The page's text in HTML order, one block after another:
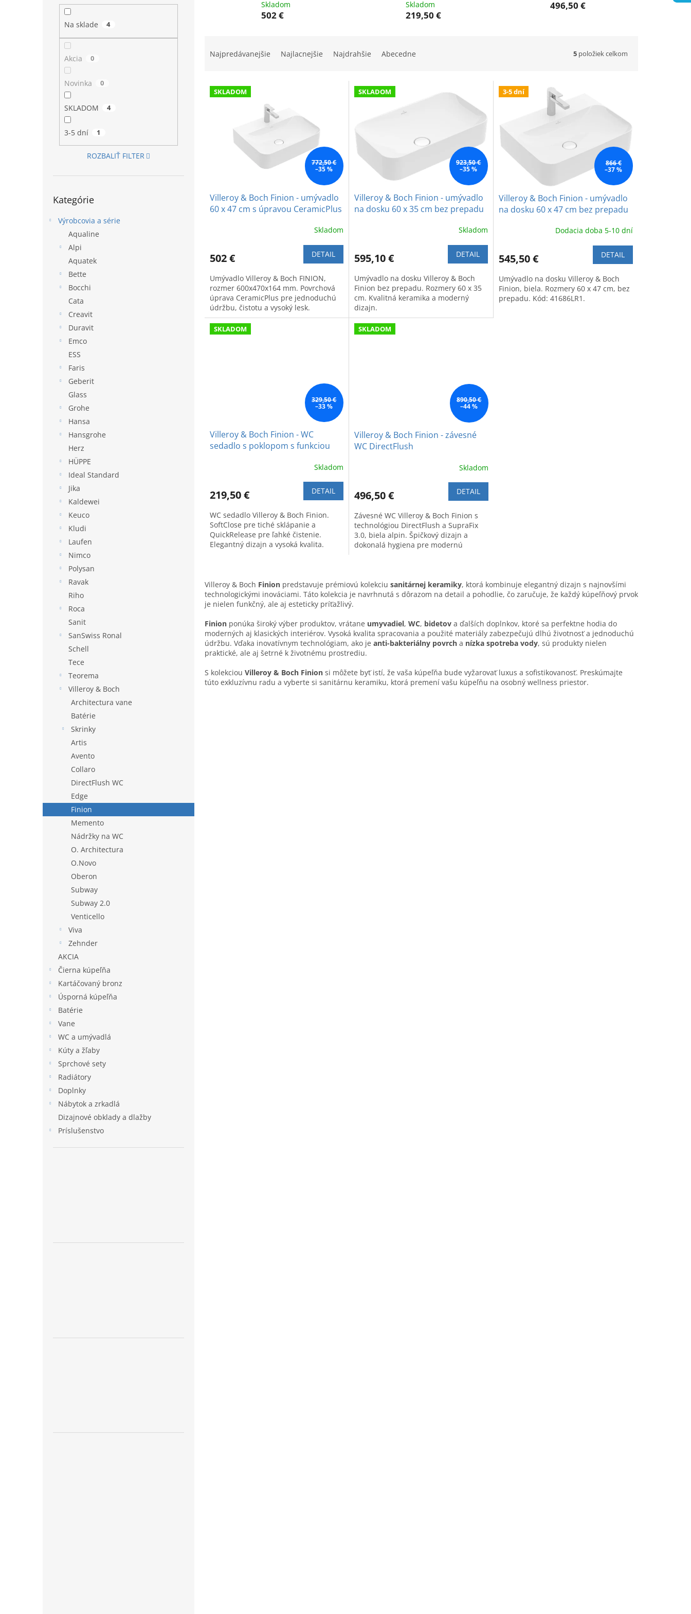
Na sklade 4
Akcia 0
Novinka 0
SKLADOM 4
3-5 dní 1
ROZBALIŤ FILTER
kategórie
Kategórie
Výrobcovia a série
Aqualine
Alpi
Aquatek
Bette
Bocchi
Cata
Creavit
Duravit
Emco
ESS
Faris
Geberit
Glass
Grohe
Hansa
Hansgrohe
Herz
HÜPPE
Ideal Standard
Jika
Kaldewei
Keuco
Kludi
Laufen
Nimco
Polysan
Ravak
Riho
Roca
Sanit
SanSwiss Ronal
Schell
Tece
Teorema
Villeroy & Boch
Architectura vane
Batérie
Skrinky
Artis
Avento
Collaro
DirectFlush WC
Edge
Finion
Memento
Nádržky na WC
O. Architectura
O.Novo
Oberon
Subway
Subway 2.0
Venticello
Viva
Zehnder
AKCIA
Čierna kúpeľňa
Kartáčovaný bronz
Úsporná kúpeľňa
Batérie
Vane
WC a umývadlá
Kúty a žľaby
Sprchové sety
Radiátory
Doplnky
Nábytok a zrkadlá
Dizajnové obklady a dlažby
Príslušenstvo
Skladom
502 €
Skladom
219,50 €
496,50 €
n
o
Najpredávanejšie Najlacnejšie Najdrahšie Abecedne 5 položiek celkom
V SKLADOM
772,50 €
–35 %
Villeroy & Boch Finion - umývadlo
60 x 47 cm s úpravou CeramicPlus
Skladom
502 € DETAIL
Umývadlo Villeroy & Boch FINION,
rozmer 600x470x164 mm. Povrchová
úprava CeramicPlus pre jednoduchú
údržbu, čistotu a vysoký lesk.
SKLADOM
923,50 €
–35 %
Villeroy & Boch Finion - umývadlo
na dosku 60 x 35 cm bez prepadu
Skladom
595,10 € DETAIL
Umývadlo na dosku Villeroy & Boch
Finion bez prepadu. Rozmery 60 x 35
cm. Kvalitná keramika a moderný
dizajn.
3-5 dní
866 €
–37 %
Villeroy & Boch Finion - umývadlo
na dosku 60 x 47 cm bez prepadu
Dodacia doba 5-10 dní
545,50 € DETAIL
Umývadlo na dosku Villeroy & Boch
Finion, biela. Rozmery 60 x 47 cm, bez
prepadu. Kód: 41686LR1.
SKLADOM
329,50 €
–33 %
Villeroy & Boch Finion - WC
sedadlo s poklopom s funkciou
Skladom
219,50 € DETAIL
WC sedadlo Villeroy & Boch Finion.
SoftClose pre tiché sklápanie a
QuickRelease pre ľahké čistenie.
Elegantný dizajn a vysoká kvalita.
SKLADOM
890,50 €
–44 %
Villeroy & Boch Finion - závesné
WC DirectFlush
Skladom
496,50 € DETAIL
Závesné WC Villeroy & Boch Finion s
technológiou DirectFlush a SupraFix
3.0, biela alpin. Špičkový dizajn a
dokonalá hygiena pre modernú
l
á
c
i
e
v
k
Villeroy & Boch Finion predstavuje prémiovú kolekciu sanitárnej keramiky, ktorá kombinuje elegantný dizajn s najnovšími
technologickými inováciami. Táto kolekcia je navrhnutá s dôrazom na detail a pohodlie, čo zaručuje, že každý kúpeľňový prvok
je nielen funkčný, ale aj esteticky príťažlivý.
Finion ponúka široký výber produktov, vrátane umyvadiel, WC, bidetov a ďalších doplnkov, ktoré sa perfektne hodia do
moderných aj klasických interiérov. Vysoká kvalita spracovania a použité materiály zabezpečujú dlhú životnosť a jednoduchú
údržbu. Vďaka inovatívnym technológiam, ako je anti-bakteriálny povrch a nízka spotreba vody, sú produkty nielen
praktické, ale aj šetrné k životnému prostrediu.
S kolekciou Villeroy & Boch Finion si môžete byť istí, že vaša kúpeľňa bude vyžarovať luxus a sofistikovanosť. Preskúmajte
túto exkluzívnu radu a vyberte si sanitárnu keramiku, ktorá premení vašu kúpeľňu na osobný wellness priestor.